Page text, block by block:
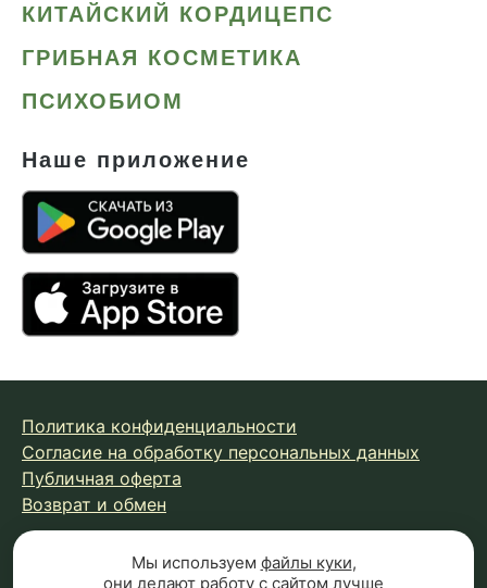
КИТАЙСКИЙ КОРДИЦЕПС
ГРИБНАЯ КОСМЕТИКА
ПСИХОБИОМ
Наше приложение
Политика конфиденциальности
Согласие на обработку персональных данных
Публичная оферта
Возврат и обмен
© 2026 Fungiline — зарегистрированная торговая марка.
Мы используем файлы куки,
они делают работу с сайтом лучше